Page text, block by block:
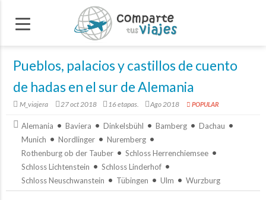
Pueblos, palacios y castillos de cuento
de hadas en el sur de Alemania
M_viajera 27 oct 2018 16 etapas. Ago 2018 POPULAR
Alemania Baviera Dinkelsbühl Bamberg
Dachau
Munich
Nordlinger
Nuremberg
Rothenburg ob der Tauber
Schloss Herrenchiemsee
Schloss Lichtenstein
Schloss Linderhof
Schloss Neuschwanstein
Tübingen Ulm Wurzburg